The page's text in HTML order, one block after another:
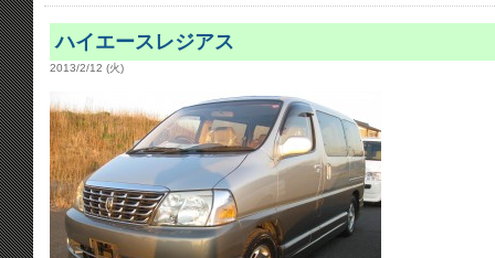
ハイエースレジアス
2013/2/12 (火)